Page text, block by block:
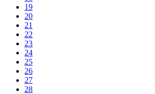
19
20
21
22
23
24
25
26
27
28